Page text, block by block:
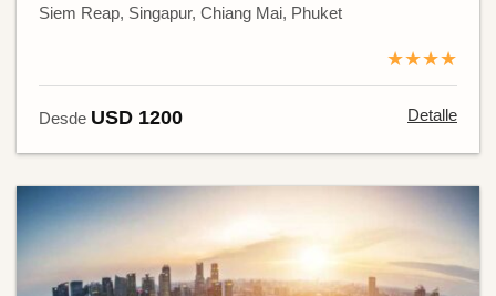
Siem Reap, Singapur, Chiang Mai, Phuket
★★★★
Desde USD 1200 Detalle